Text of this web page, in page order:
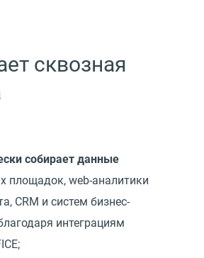
сквозная
собирает данные
площадок, web-аналитики
CRM и систем бизнес-
интеграциям